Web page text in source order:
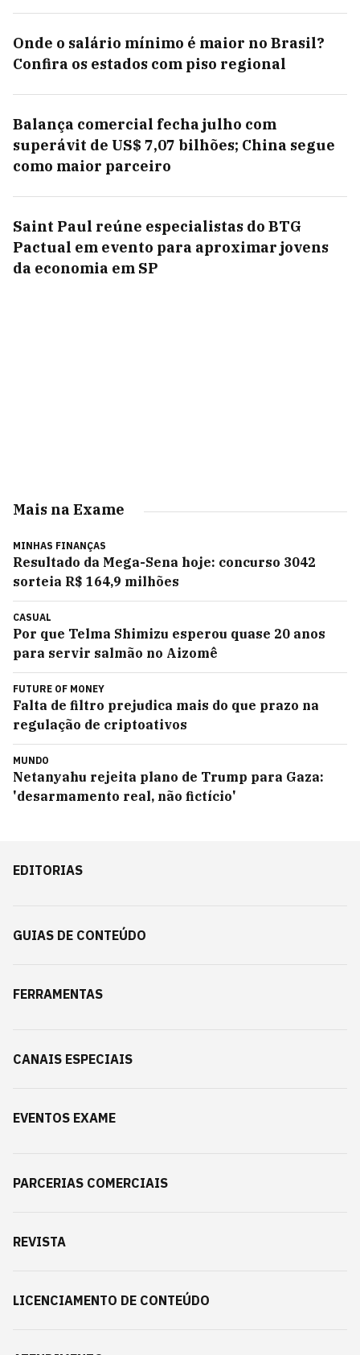
Onde o salário mínimo é maior no Brasil?
Confira os estados com piso regional
Balança comercial fecha julho com
superávit de US$ 7,07 bilhões; China segue
como maior parceiro
Saint Paul reúne especialistas do BTG
Pactual em evento para aproximar jovens
da economia em SP
Mais na Exame
MINHAS FINANÇAS
Resultado da Mega-Sena hoje: concurso 3042
sorteia R$ 164,9 milhões
CASUAL
Por que Telma Shimizu esperou quase 20 anos
para servir salmão no Aizomê
FUTURE OF MONEY
Falta de filtro prejudica mais do que prazo na
regulação de criptoativos
MUNDO
Netanyahu rejeita plano de Trump para Gaza:
'desarmamento real, não fictício'
EDITORIAS
GUIAS DE CONTEÚDO
FERRAMENTAS
CANAIS ESPECIAIS
EVENTOS EXAME
PARCERIAS COMERCIAIS
REVISTA
LICENCIAMENTO DE CONTEÚDO